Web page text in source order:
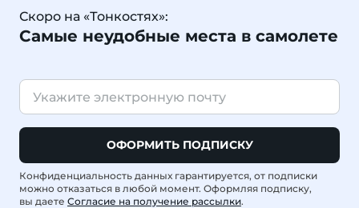
Скоро на «Тонкостях»:
Самые неудобные места в самолете
ОФОРМИТЬ ПОДПИСКУ
Конфиденциальность данных гарантируется, от подписки
можно отказаться в любой момент. Оформляя подписку,
вы даете Согласие на получение рассылки.